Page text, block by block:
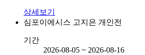
상세보기
심포이에시스 고지은 개인전
기간
2026-08-05 ~ 2026-08-16